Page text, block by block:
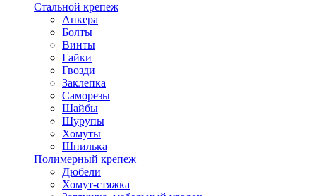
Стальной крепеж
Анкера
Болты
Винты
Гайки
Гвозди
Заклепка
Саморезы
Шайбы
Шурупы
Хомуты
Шпилька
Полимерный крепеж
Дюбели
Хомут-стяжка